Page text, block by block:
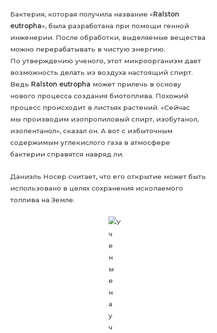
Бактерия, которая получила название «Ralston
eutropha», была разработана при помощи генной
инженерии. После обработки, выделяемые вещества
можно перерабатывать в чистую энергию.
По утверждению ученого, этот микроорганизм дает
возможность делать из воздуха настоящий спирт.
Ведь Ralston eutropha может прилечь в основу
нового процесса создания биотоплива. Похожий
процесс происходит в листьях растений. «Сейчас
мы производим изопропиловый спирт, изобутанол,
изопентанол», сказал он. А вот с избыточным
содержимым углекислого газа в атмосфере
бактерии справятся навряд ли.
Даниэль Носер считает, что его открытие может быть
использовано в целях сохранения ископаемого
топлива на Земле.